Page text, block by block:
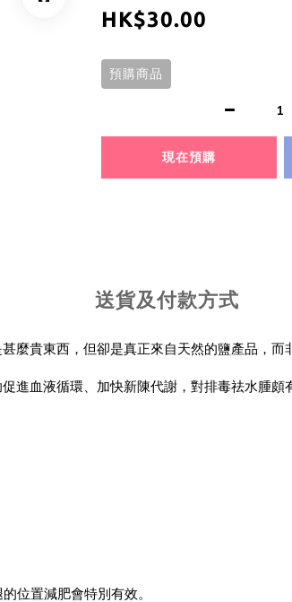
HK$30.00
預購商品
現在預購
送貨及付款方式
貴東西，但卻是真正來自天然的鹽產品，而
進血液循環、加快新陳代謝，對排毒祛水腫頗
位置減肥會特別有效。